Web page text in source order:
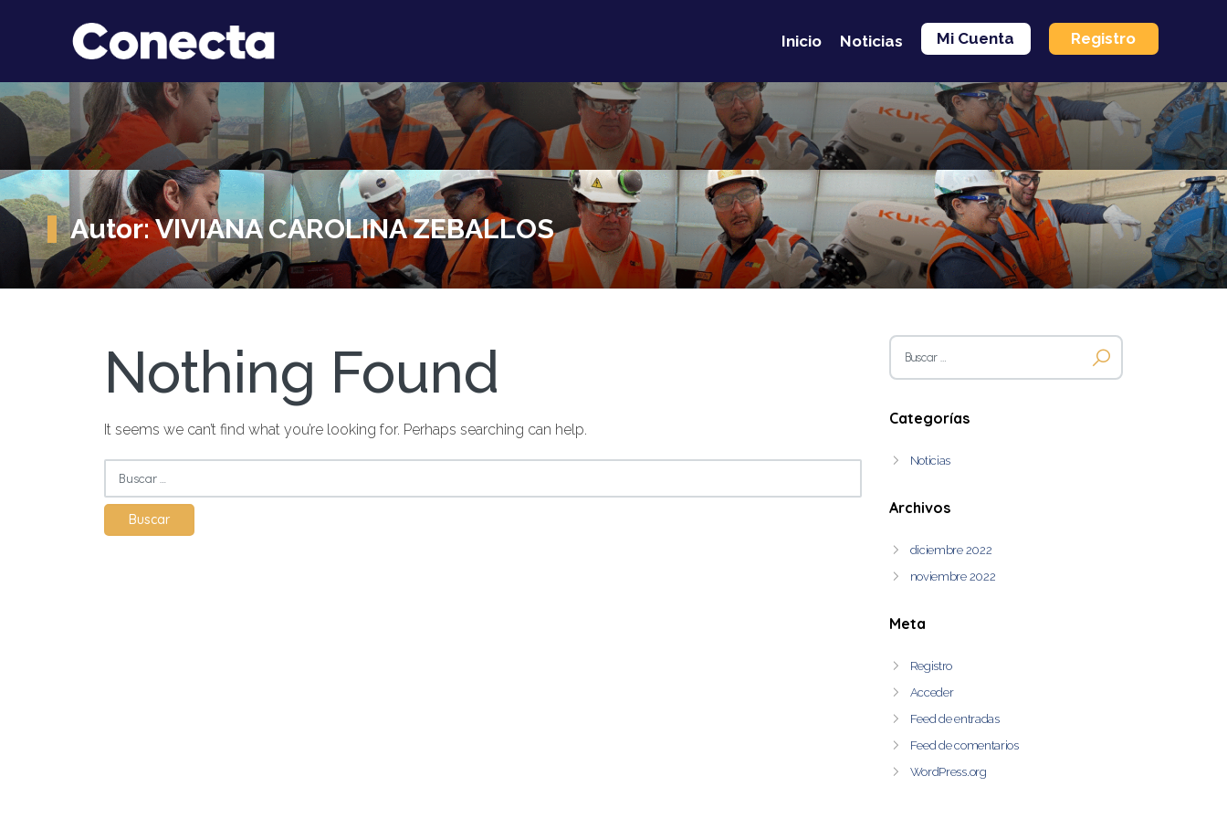
Inicio Noticias Mi Cuenta Registro
Autor:VIVIANA CAROLINA ZEBALLOS
Nothing Found
It seems we can’t find what you’re looking for. Perhaps searching can help.
Buscar:
Buscar:
Categorías
Noticias
Archivos
diciembre 2022
noviembre 2022
Meta
Registro
Acceder
Feed de entradas
Feed de comentarios
WordPress.org